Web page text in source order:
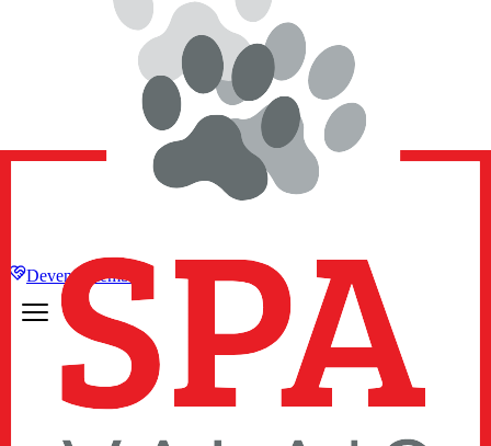
Devenir membre